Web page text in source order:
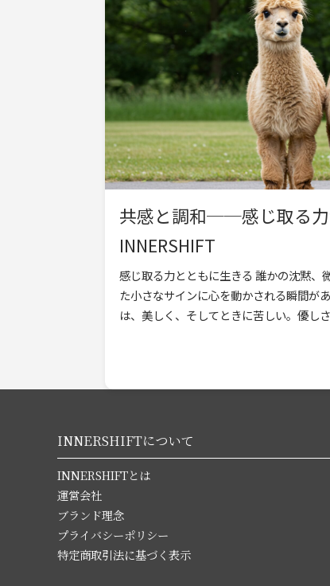
共感と調和──感じ取る力
INNERSHIFT
感じ取る力とともに生きる 誰かの沈黙、
た小さなサインに心を動かされる瞬間が
は、美しく、そしてときに苦しい。優し
INNERSHIFTについて
INNERSHIFTとは
運営会社
ブランド理念
プライバシーポリシー
特定商取引法に基づく表示